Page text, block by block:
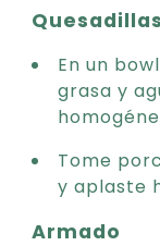
Quesadillas
En un
grasa y
Tome
y aplaste
Armado